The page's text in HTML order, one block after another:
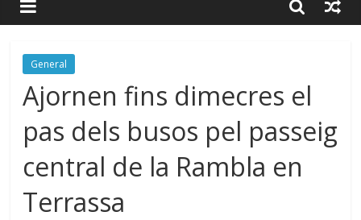
General
Ajornen fins dimecres el
pas dels busos pel passeig
central de la Rambla en
Terrassa